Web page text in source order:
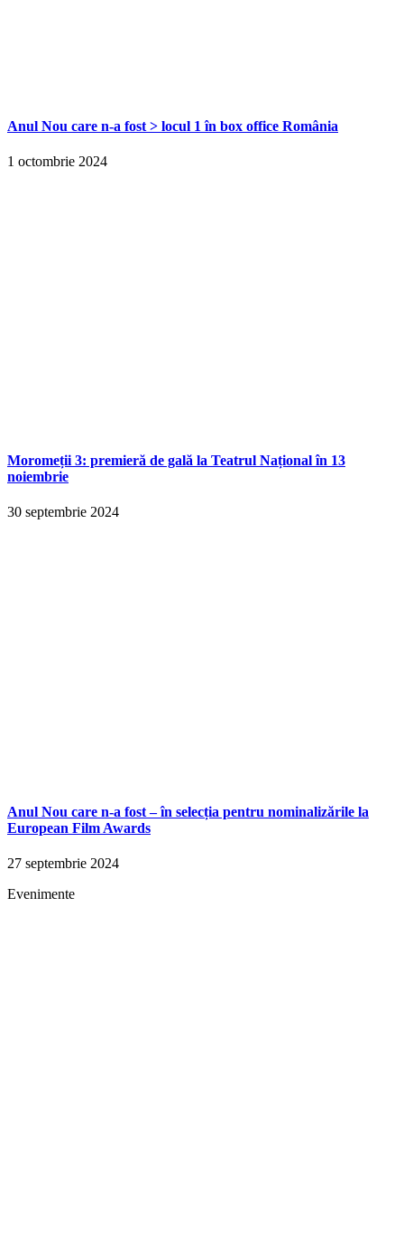
Anul Nou care n-a fost > locul 1 în box office România
1 octombrie 2024
Moromeții 3: premieră de gală la Teatrul Național în 13
noiembrie
30 septembrie 2024
Anul Nou care n-a fost – în selecția pentru nominalizările la
European Film Awards
27 septembrie 2024
Evenimente